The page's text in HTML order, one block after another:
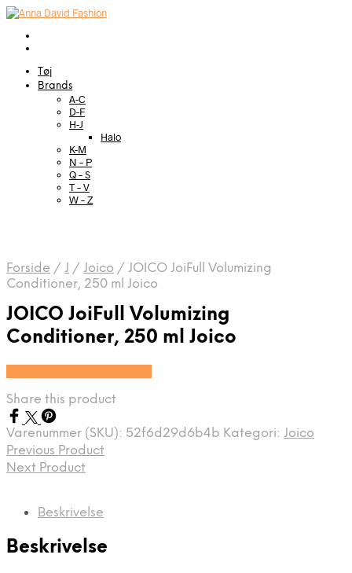
Tøj
Brands
A-C
D-F
H-J
Halo
K-M
N – P
Q – S
T – V
W – Z
Forside / J / Joico / JOICO JoiFull Volumizing
Conditioner, 250 ml Joico
JOICO JoiFull Volumizing
Conditioner, 250 ml Joico
Share this product
Varenummer (SKU): 52f6d29d6b4b Kategori: Joico
Previous Product
Next Product
Beskrivelse
Beskrivelse